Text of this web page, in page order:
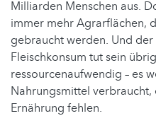
Milliarden Menschen aus.
immer mehr Agrarflächen,
gebraucht werden. Und
Fleischkonsum tut sein
ressourcenaufwendig – es
Nahrungsmittel
Ernährung fehlen.